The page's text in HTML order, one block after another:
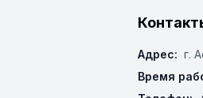
Адрес: г.
Время